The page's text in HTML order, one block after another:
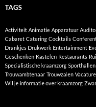
TAGS
Activiteit Animatie Apparatuur
Cabaret Catering Cocktails
Drankjes Drukwerk Entertainment
Geschenken Kastelen Restaurants
Specialistische kraamzorg Sporthallen
Trouwambtenaar Trouwzalen
Wil je informatie over kraamzorg